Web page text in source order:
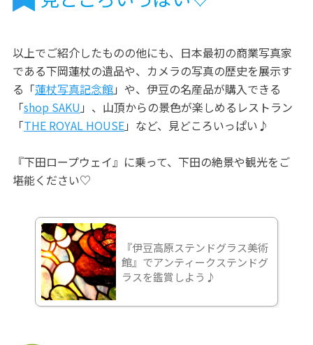
以上でご紹介したものの他にも、日本最初の商業写真家
である下岡蓮杖の遺品や、カメラの写真の歴史を展示す
る「蓮杖写真記念館」や、伊豆の名産品が購入できる
「shop SAKU 」、山頂からの景色が楽しめるレストラン
「THE ROYAL HOUSE」など、見どころいっぱい♪
『下田ロープウェイ』に乗って、下田の絶景や観光をご
堪能ください♡
『伊豆高原ステンドグラス美術
館』でアンティークステンドグ
ラスを鑑賞しよう♪